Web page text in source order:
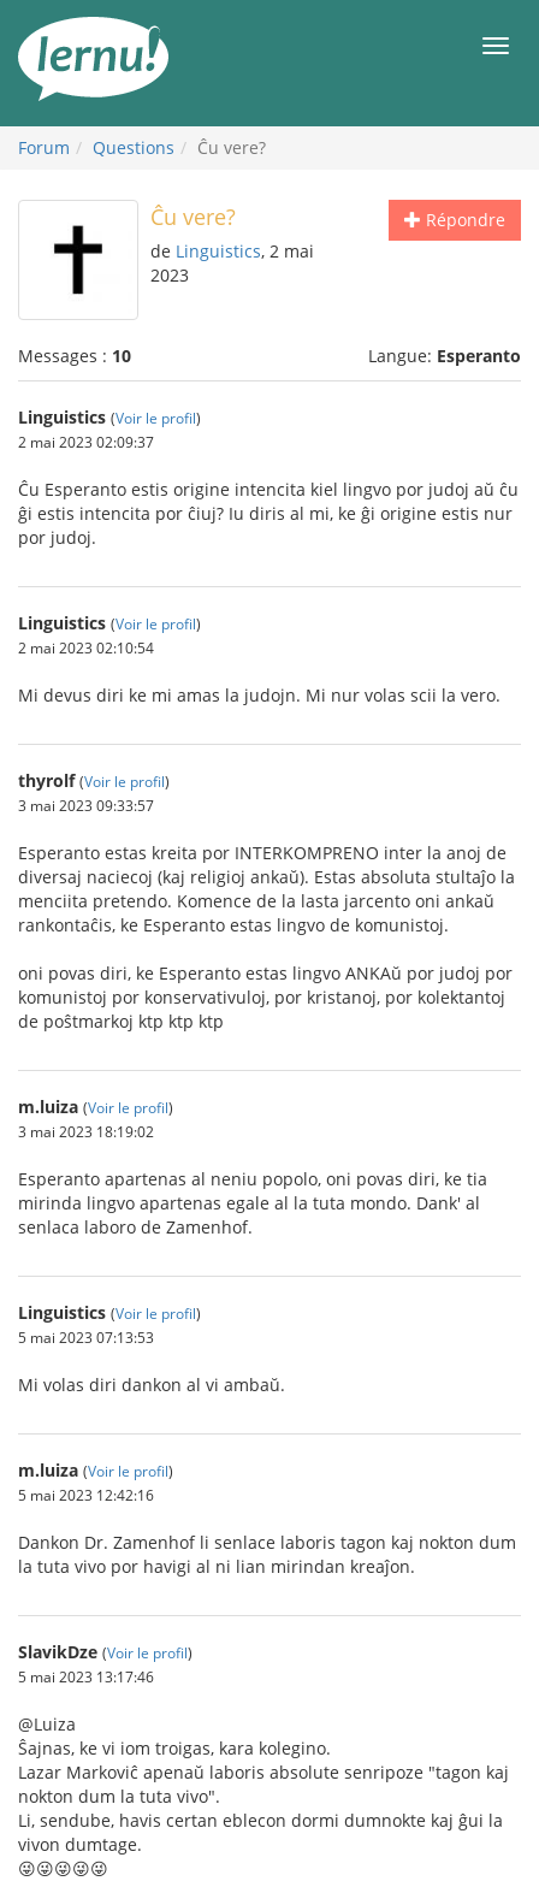
contenu
Forum Questions Ĉu vere?
Répondre
Ĉu vere?
de Linguistics, 2 mai
2023
Messages : 10 Langue: Esperanto
Linguistics (Voir le profil)
2 mai 2023 02:09:37
Ĉu Esperanto estis origine intencita kiel lingvo por judoj aŭ ĉu
ĝi estis intencita por ĉiuj? Iu diris al mi, ke ĝi origine estis nur
por judoj.
Linguistics (Voir le profil)
2 mai 2023 02:10:54
Mi devus diri ke mi amas la judojn. Mi nur volas scii la vero.
thyrolf (Voir le profil)
3 mai 2023 09:33:57
Esperanto estas kreita por INTERKOMPRENO inter la anoj de
diversaj naciecoj (kaj religioj ankaŭ). Estas absoluta stultaĵo la
menciita pretendo. Komence de la lasta jarcento oni ankaŭ
rankontaĉis, ke Esperanto estas lingvo de komunistoj.
oni povas diri, ke Esperanto estas lingvo ANKAŭ por judoj por
komunistoj por konservativuloj, por kristanoj, por kolektantoj
de poŝtmarkoj ktp ktp ktp
m.luiza (Voir le profil)
3 mai 2023 18:19:02
Esperanto apartenas al neniu popolo, oni povas diri, ke tia
mirinda lingvo apartenas egale al la tuta mondo. Dank' al
senlaca laboro de Zamenhof.
Linguistics (Voir le profil)
5 mai 2023 07:13:53
Mi volas diri dankon al vi ambaŭ.
m.luiza (Voir le profil)
5 mai 2023 12:42:16
Dankon Dr. Zamenhof li senlace laboris tagon kaj nokton dum
la tuta vivo por havigi al ni lian mirindan kreaĵon.
SlavikDze (Voir le profil)
5 mai 2023 13:17:46
@Luiza
Ŝajnas, ke vi iom troigas, kara kolegino.
Lazar Markoviĉ apenaŭ laboris absolute senripoze "tagon kaj
nokton dum la tuta vivo".
Li, sendube, havis certan eblecon dormi dumnokte kaj ĝui la
vivon dumtage.
😜😜😜😜😜